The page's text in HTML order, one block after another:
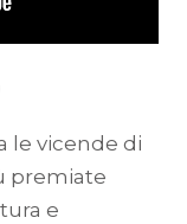
le vicende di
premiate
e